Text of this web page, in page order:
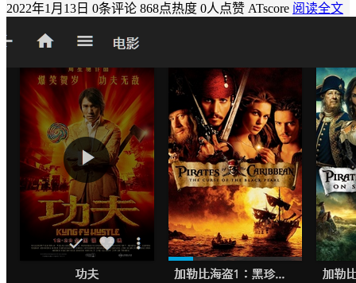
2022年1月13日 0条评论 868点热度 0人点赞 ATscore 阅读全文